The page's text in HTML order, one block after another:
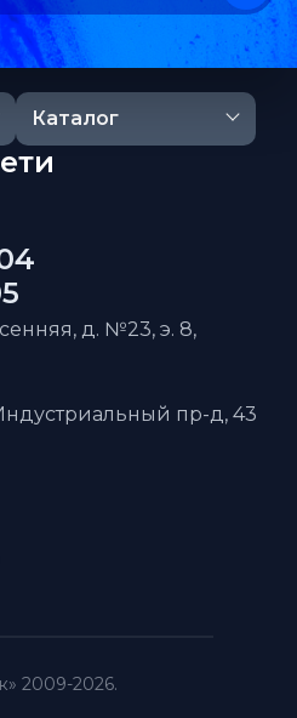
Каталог
д. №23, э. 8,
пр-д, 43
2009-2026.